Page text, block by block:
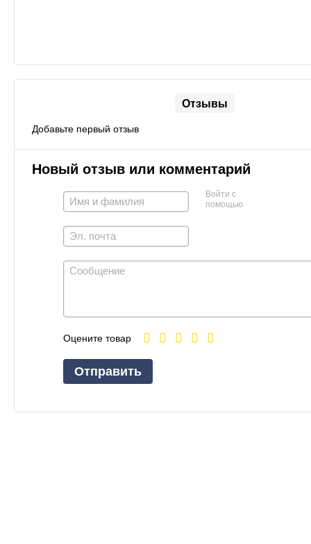
Отзывы
Добавьте первый отзыв
Новый отзыв или комментарий
Войти с
помощью
Оцените товар
Отправить